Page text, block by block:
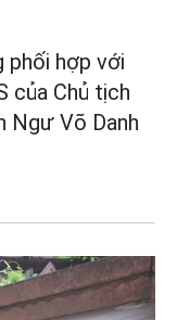
phối hợp với
của Chủ tịch
Ngư Võ Danh